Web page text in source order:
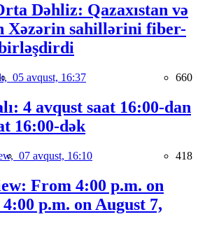
Dəhliz: Qazaxıstan və
Xəzərin sahillərini fiber-
05 avqust, 16:37 660
4 avqust saat 16:00-dan
16:00-dək
07 avqust, 16:10 418
From 4:00 p.m. on
p.m. on August 7,